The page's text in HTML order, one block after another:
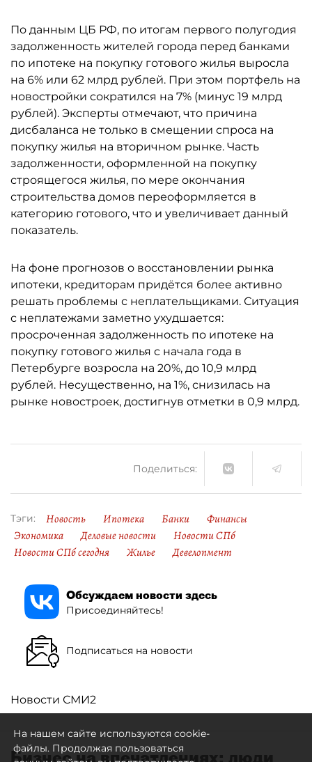
По данным ЦБ РФ, по итогам первого полугодия
задолженность жителей города перед банками
по ипотеке на покупку готового жилья выросла
на 6% или 62 млрд рублей. При этом портфель на
новостройки сократился на 7% (минус 19 млрд
рублей). Эксперты отмечают, что причина
дисбаланса не только в смещении спроса на
покупку жилья на вторичном рынке. Часть
задолженности, оформленной на покупку
строящегося жилья, по мере окончания
строительства домов переоформляется в
категорию готового, что и увеличивает данный
показатель.
На фоне прогнозов о восстановлении рынка
ипотеки, кредиторам придётся более активно
решать проблемы с неплательщиками. Ситуация
с неплатежами заметно ухудшается:
просроченная задолженность по ипотеке на
покупку готового жилья с начала года в
Петербурге возросла на 20%, до 10,9 млрд
рублей. Несущественно, на 1%, снизилась на
рынке новостроек, достигнув отметки в 0,9 млрд.
Поделиться:
Тэги: Новость Ипотека Банки
Финансы
Экономика
Деловые новости
Новости СПб
Новости СПб сегодня
Жилье Девелопмент
Обсуждаем новости здесь
Присоединяйтесь!
Подписаться на новости
Новости СМИ2
Бизнес на впечатлениях: люди
На нашем сайте используются cookie-
файлы. Продолжая пользоваться